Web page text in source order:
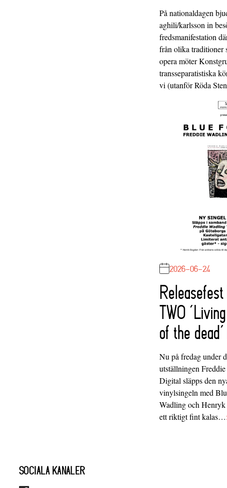
På nationaldagen
aghili/karlsson in
fredsmanifestation
från olika traditioner
opera möter
transseparatistiska
vi (utanför Röda
2026-06-24
TWO
of the
Nu på fredag under
utställningen
Digital släpps den
vinylsingeln med
Wadling och
ett riktigt fint kalas…
SOCIALA KANALER